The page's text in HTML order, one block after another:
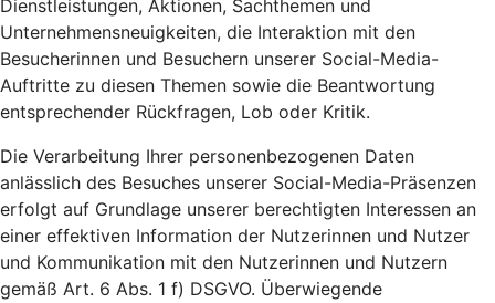
Dienstleistungen, Aktionen, Sachthemen und
Unternehmensneuigkeiten, die Interaktion mit den
Besucherinnen und Besuchern unserer Social-Media-
Auftritte zu diesen Themen sowie die Beantwortung
entsprechender Rückfragen, Lob oder Kritik.
Die Verarbeitung Ihrer personenbezogenen Daten
anlässlich des Besuches unserer Social-Media-Präsenzen
erfolgt auf Grundlage unserer berechtigten Interessen an
einer effektiven Information der Nutzerinnen und Nutzer
und Kommunikation mit den Nutzerinnen und Nutzern
gemäß Art. 6 Abs. 1 f) DSGVO. Überwiegende